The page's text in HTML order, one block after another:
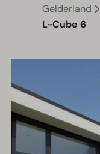
Gelderland
L-Cube 6